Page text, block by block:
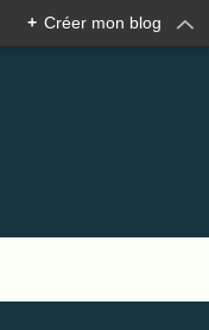
+ Créer mon blog